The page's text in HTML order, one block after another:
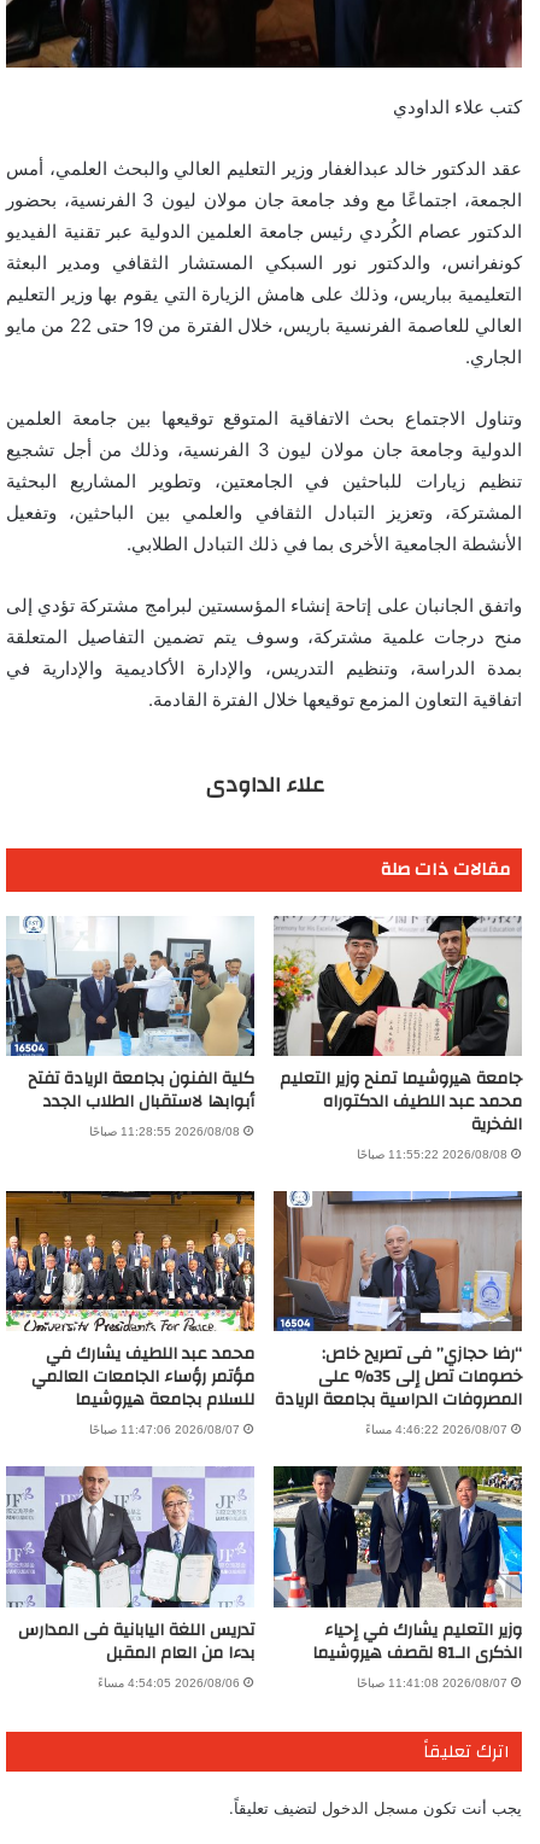
كتب علاء الداودي
عقد الدكتور خالد عبدالغفار وزير التعليم العالي والبحث العلمي، أمس
الجمعة، اجتماعًا مع وفد جامعة جان مولان ليون 3 الفرنسية، بحضور
الدكتور عصام الكُردي رئيس جامعة العلمين الدولية عبر تقنية الفيديو
كونفرانس، والدكتور نور السبكي المستشار الثقافي ومدير البعثة
التعليمية بباريس، وذلك على هامش الزيارة التي يقوم بها وزير التعليم
العالي للعاصمة الفرنسية باريس، خلال الفترة من 19 حتى 22 من مايو
الجاري.
وتناول الاجتماع بحث الاتفاقية المتوقع توقيعها بين جامعة العلمين
الدولية وجامعة جان مولان ليون 3 الفرنسية، وذلك من أجل تشجيع
تنظيم زيارات للباحثين في الجامعتين، وتطوير المشاريع البحثية
المشتركة، وتعزيز التبادل الثقافي والعلمي بين الباحثين، وتفعيل
الأنشطة الجامعية الأخرى بما في ذلك التبادل الطلابي.
واتفق الجانبان على إتاحة إنشاء المؤسستين لبرامج مشتركة تؤدي إلى
منح درجات علمية مشتركة، وسوف يتم تضمين التفاصيل المتعلقة
بمدة الدراسة، وتنظيم التدريس، والإدارة الأكاديمية والإدارية في
اتفاقية التعاون المزمع توقيعها خلال الفترة القادمة.
علاء الداودى
مقالات ذات صلة
جامعة هيروشيما تمنح وزير التعليم
محمد عبد اللطيف الدكتوراه
الفخرية
2026/08/08 11:55:22 صباحًا
كلية الفنون بجامعة الريادة تفتح
أبوابها لاستقبال الطلاب الجدد
2026/08/08 11:28:55 صباحًا
“رضا حجازي” فى تصريح خاص:
خصومات تصل إلى 35% على
المصروفات الدراسية بجامعة الريادة
2026/08/07 4:46:22 مساءً
محمد عبد اللطيف يشارك في
مؤتمر رؤساء الجامعات العالمي
للسلام بجامعة هيروشيما
2026/08/07 11:47:06 صباحًا
وزير التعليم يشارك في إحياء
الذكرى الـ81 لقصف هيروشيما
2026/08/07 11:41:08 صباحًا
تدريس اللغة اليابانية فى المدارس
بدءا من العام المقبل
2026/08/06 4:54:05 مساءً
اترك تعليقاً
يجب أنت تكون مسجل الدخول لتضيف تعليقاً.